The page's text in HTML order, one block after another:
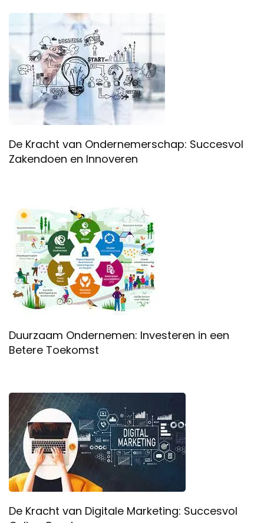
De Kracht van Ondernemerschap: Succesvol
Zakendoen en Innoveren
Duurzaam Ondernemen: Investeren in een
Betere Toekomst
De Kracht van Digitale Marketing: Succesvol